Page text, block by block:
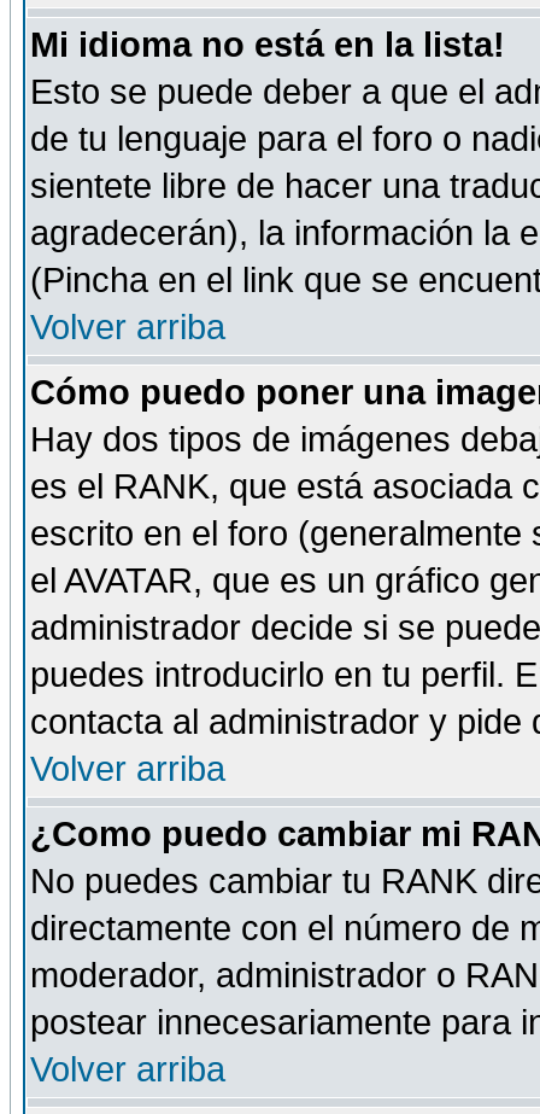
Mi idioma no está en la lista!
Esto se puede deber a que el
de tu lenguaje para el foro o
sientete libre de hacer una
agradecerán), la información la
(Pincha en el link que se
Volver arriba
Cómo puedo poner una
Hay dos tipos de imágenes
es el RANK, que está asociada
escrito en el foro
el AVATAR, que es un gráfico
administrador decide si se
puedes introducirlo en tu perfil.
contacta al administrador y
Volver arriba
¿Como puedo cambiar mi
No puedes cambiar tu RANK
directamente con el número de
moderador, administrador o
postear innecesariamente para
Volver arriba